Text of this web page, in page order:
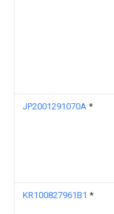
JP2001291070A *
KR100827961B1 *